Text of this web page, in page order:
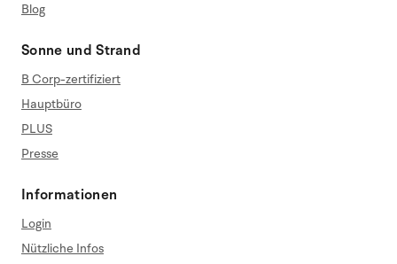
Blog
Sonne und Strand
B Corp-zertifiziert
Hauptbüro
PLUS
Presse
Informationen
Login
Nützliche Infos